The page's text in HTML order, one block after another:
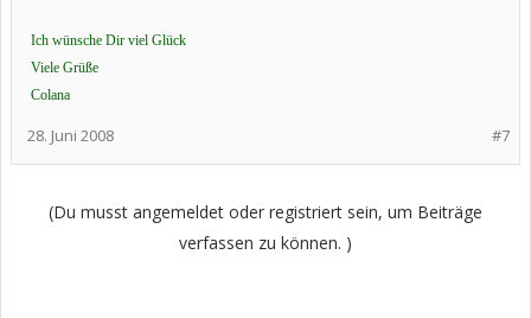
Ich wünsche Dir viel Glück
Viele Grüße
Colana
#7
28. Juni 2008
(Du musst angemeldet oder registriert sein, um Beiträge
verfassen zu können. )